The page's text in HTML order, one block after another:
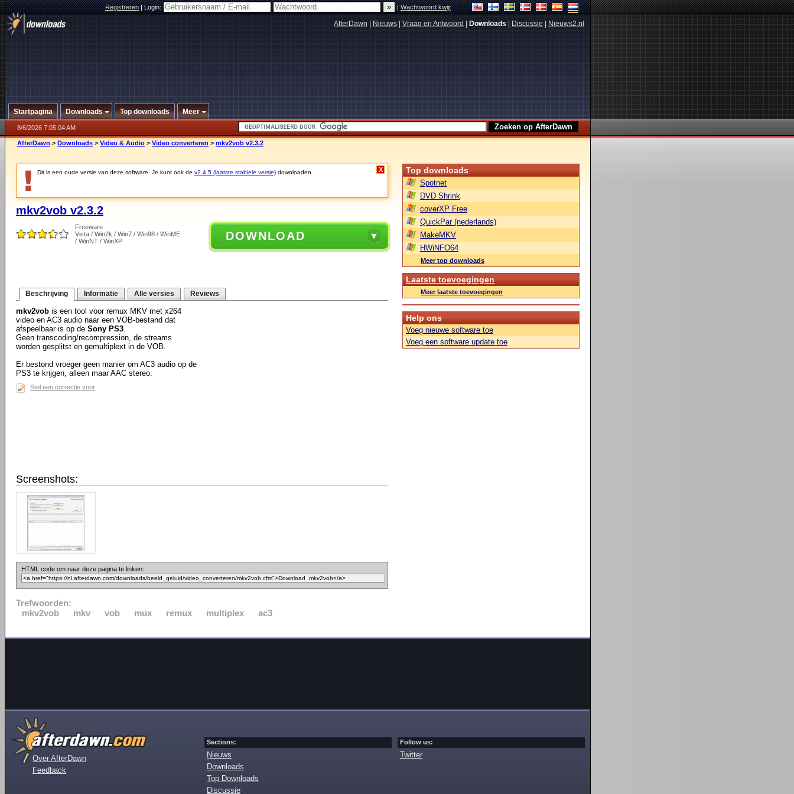
Registreren|Login: |Wachtwoord kwijt
AfterDawn Nieuws Vraag en Antwoord Downloads Discussie Nieuws2.nl
Startpagina Downloads Top downloads Meer
8/6/2026 7:05:04 AM
AfterDawn > Downloads > Video & Audio > Video converteren > mkv2vob v2.3.2
Dit is een oude versie van deze software. Je kunt ook de v2.4.5 (laatste stabiele versie) downloaden. X
mkv2vob v2.3.2
Freeware
Vista / Win2k / Win7 / Win98 / WinME
/ WinNT / WinXP
DOWNLOAD
Beschrijving Informatie Alle versies Reviews
mkv2vob is een tool voor remux MKV met x264
video en AC3 audio naar een VOB-bestand dat
afspeelbaar is op de Sony PS3.
Geen transcoding/recompression, de streams
worden gesplitst en gemultiplext in de VOB.
Er bestond vroeger geen manier om AC3 audio op de
PS3 te krijgen, alleen maar AAC stereo.
Stel een correctie voor
Screenshots:
HTML code om naar deze pagina te linken:
Trefwoorden:
mkv2vob
mkv vob mux remux multiplex ac3
Top downloads
Spotnet
DVD Shrink
coverXP Free
QuickPar (nederlands)
MakeMKV
HWiNFO64
Meer top downloads
Laatste toevoegingen
Meer laatste toevoegingen
Help ons
Voeg nieuwe software toe
Voeg een software update toe
Over AfterDawn
Feedback
Sections:
Nieuws
Downloads
Top Downloads
Discussie
Follow us:
Twitter